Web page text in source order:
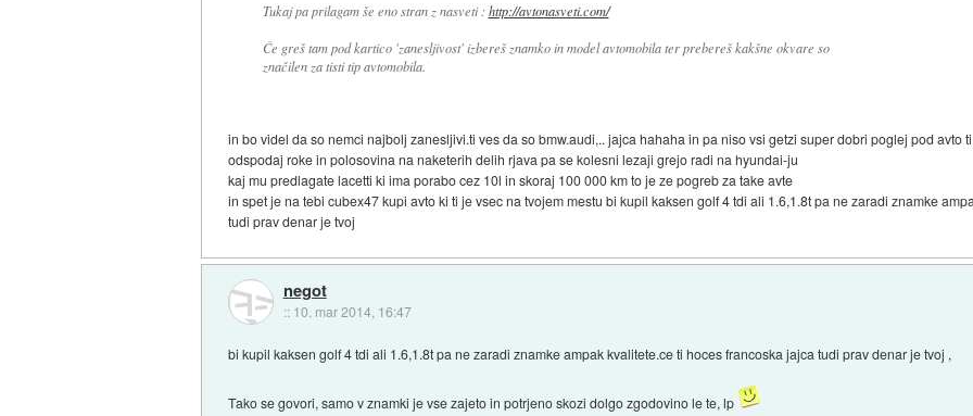
Tukaj pa prilagam še eno stran z nasveti : http://avtonasveti.com/
Če greš tam pod kartico 'zanesljivost' izbereš znamko in model avtomobila ter prebereš kakšne okvare so
značilen za tisti tip avtomobila.
in bo videl da so nemci najbolj zanesljivi.ti ves da so bmw.audi,.. jajca hahaha in pa niso vsi getzi super dobri poglej pod avto
odspodaj roke in polosovina na naketerih delih rjava pa se kolesni lezaji grejo radi na hyundai-ju
kaj mu predlagate lacetti ki ima porabo cez 10l in skoraj 100 000 km to je ze pogreb za take avte
in spet je na tebi cubex47 kupi avto ki ti je vsec na tvojem mestu bi kupil kaksen golf 4 tdi ali 1.6,1.8t pa ne zaradi znamke
tudi prav denar je tvoj
negot
:: 10. mar 2014, 16:47
bi kupil kaksen golf 4 tdi ali 1.6,1.8t pa ne zaradi znamke ampak kvalitete.ce ti hoces francoska jajca tudi prav denar je tvoj ,
Tako se govori, samo v znamki je vse zajeto in potrjeno skozi dolgo zgodovino le te, lp